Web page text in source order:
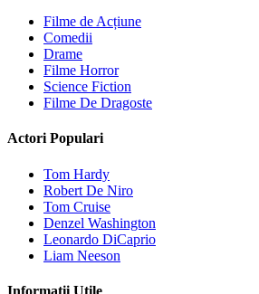
Filme de Acțiune
Comedii
Drame
Filme Horror
Science Fiction
Filme De Dragoste
Actori Populari
Tom Hardy
Robert De Niro
Tom Cruise
Denzel Washington
Leonardo DiCaprio
Liam Neeson
Informații Utile